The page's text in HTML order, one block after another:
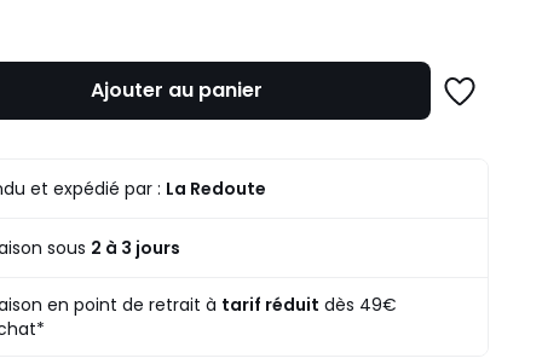
Ajouter au panier
Ajouter
et expédié par : La Redoute
sous 2 à 3 jours
en point de retrait à tarif réduit dès 49€